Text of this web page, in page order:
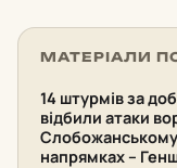
МАТЕРІАЛИ
14 штурмів за
відбили атаки
Слобожанському
напрямках –